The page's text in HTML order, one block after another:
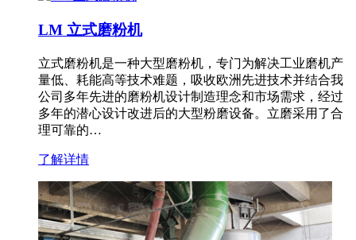
LM 立式磨粉机
立式磨粉机是一种大型磨粉机，专门为解决工业磨机产
量低、耗能高等技术难题，吸收欧洲先进技术并结合我
公司多年先进的磨粉机设计制造理念和市场需求，经过
多年的潜心设计改进后的大型粉磨设备。立磨采用了合
理可靠的…
了解详情